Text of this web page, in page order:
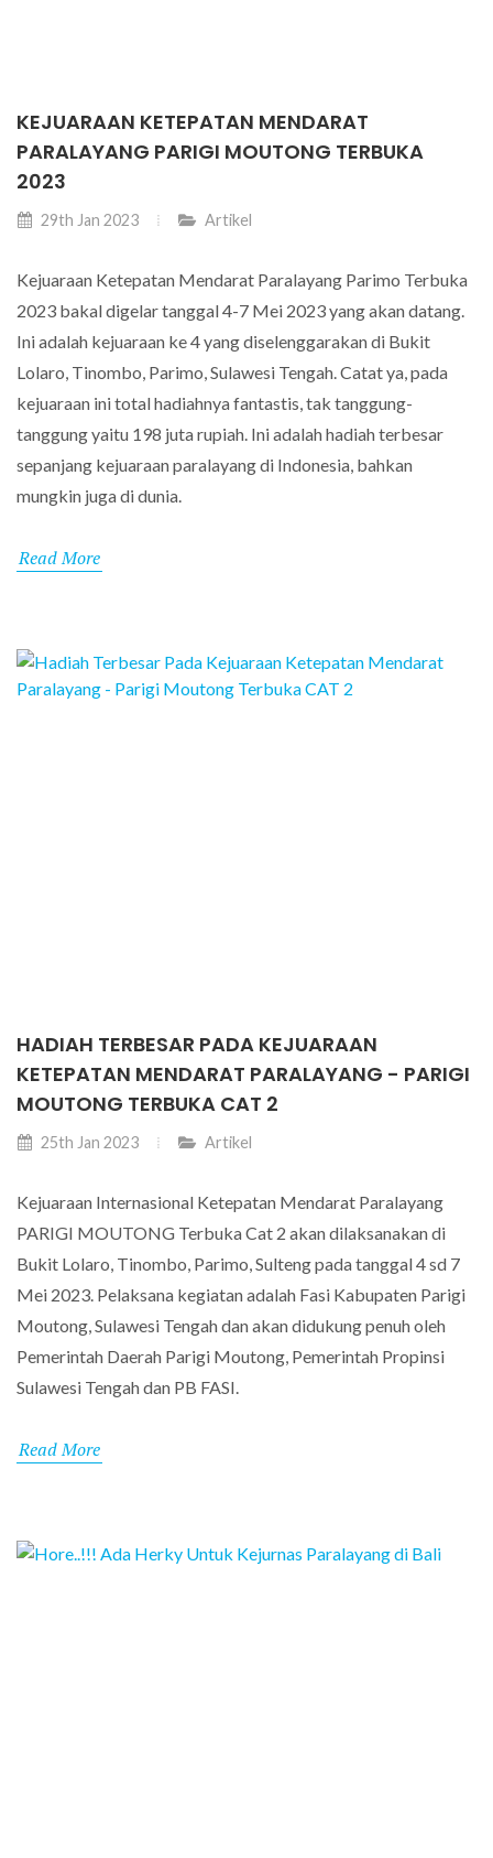
KEJUARAAN KETEPATAN MENDARAT
PARALAYANG PARIGI MOUTONG TERBUKA
2023
29th Jan 2023 Artikel
Kejuaraan Ketepatan Mendarat Paralayang Parimo Terbuka
2023 bakal digelar tanggal 4-7 Mei 2023 yang akan datang.
Ini adalah kejuaraan ke 4 yang diselenggarakan di Bukit
Lolaro, Tinombo, Parimo, Sulawesi Tengah. Catat ya, pada
kejuaraan ini total hadiahnya fantastis, tak tanggung-
tanggung yaitu 198 juta rupiah. Ini adalah hadiah terbesar
sepanjang kejuaraan paralayang di Indonesia, bahkan
mungkin juga di dunia.
Read More
HADIAH TERBESAR PADA KEJUARAAN
KETEPATAN MENDARAT PARALAYANG - PARIGI
MOUTONG TERBUKA CAT 2
25th Jan 2023 Artikel
Kejuaraan Internasional Ketepatan Mendarat Paralayang
PARIGI MOUTONG Terbuka Cat 2 akan dilaksanakan di
Bukit Lolaro, Tinombo, Parimo, Sulteng pada tanggal 4 sd 7
Mei 2023. Pelaksana kegiatan adalah Fasi Kabupaten Parigi
Moutong, Sulawesi Tengah dan akan didukung penuh oleh
Pemerintah Daerah Parigi Moutong, Pemerintah Propinsi
Sulawesi Tengah dan PB FASI.
Read More